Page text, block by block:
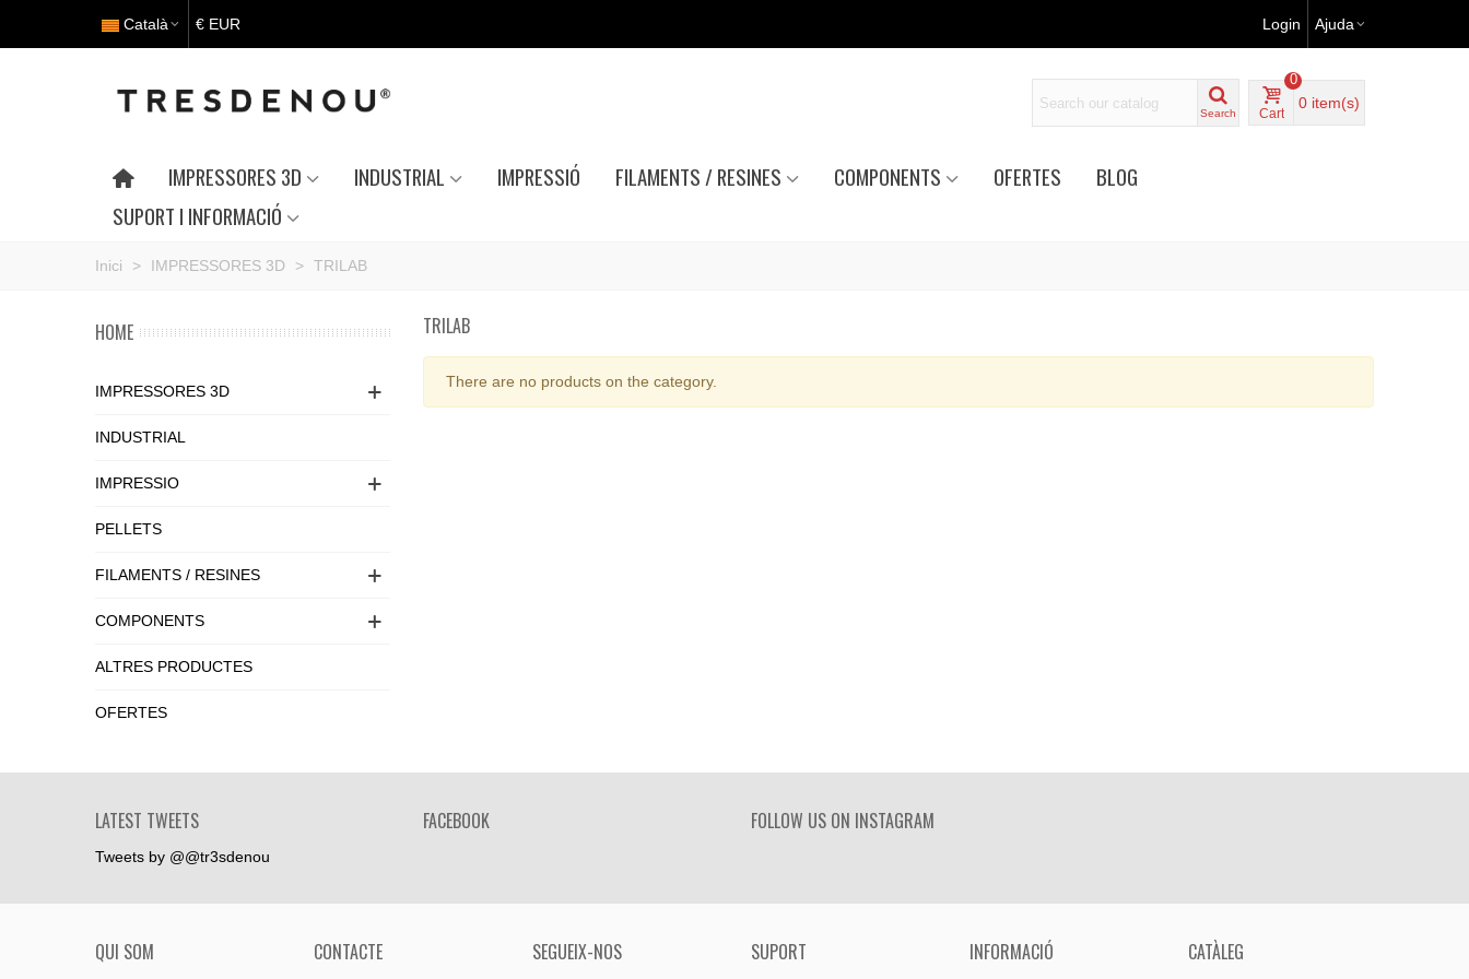
Català € EUR Login Ajuda
Search Cart
0
0 item(s)
IMPRESSORES 3D INDUSTRIAL IMPRESSIÓ FILAMENTS / RESINES COMPONENTS OFERTES
BLOG
SUPORT I INFORMACIÓ
Inici > IMPRESSORES 3D > TRILAB
HOME
IMPRESSORES 3D
INDUSTRIAL
IMPRESSIO
PELLETS
FILAMENTS / RESINES
COMPONENTS
ALTRES PRODUCTES
OFERTES
TRILAB
There are no products on the category.
LATEST TWEETS
Tweets by @@tr3sdenou
FACEBOOK FOLLOW US ON INSTAGRAM
QUI SOM CONTACTE SEGUEIX-NOS SUPORT INFORMACIÓ CATÀLEG